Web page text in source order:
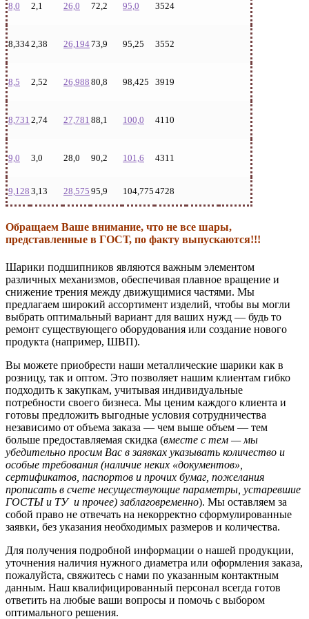
8,0 2,1 26,0 72,2 95,0 3524
8,3342,38 26,19473,9 95,25 3552
8,5 2,52 26,988 80,8 98,425 3919
8,731 2,74 27,781 88,1 100,0 4110
9,0 3,0 28,0 90,2 101,6 4311
9,128 3,13 28,575 95,9 104,775 4728
Обращаем Ваше внимание, что не все шары,
представленные в ГОСТ, по факту выпускаются!!!
Шарики подшипников являются важным элементом
различных механизмов, обеспечивая плавное вращение и
снижение трения между движущимися частями. Мы
предлагаем широкий ассортимент изделий, чтобы вы могли
выбрать оптимальный вариант для ваших нужд — будь то
ремонт существующего оборудования или создание нового
продукта (например, ШВП).
Вы можете приобрести наши металлические шарики как в
розницу, так и оптом. Это позволяет нашим клиентам гибко
подходить к закупкам, учитывая индивидуальные
потребности своего бизнеса. Мы ценим каждого клиента и
готовы предложить выгодные условия сотрудничества
независимо от объема заказа — чем выше объем — тем
больше предоставляемая скидка (вместе с тем — мы
убедительно просим Вас в заявках указывать количество и
особые требования (наличие неких «документов»,
сертификатов, паспортов и прочих бумаг, пожелания
прописать в счете несуществующие параметры, устаревшие
ГОСТЫ и ТУ и прочее) заблаговременно). Мы оставляем за
собой право не отвечать на некорректно сформулированные
заявки, без указания необходимых размеров и количества.
Для получения подробной информации о нашей продукции,
уточнения наличия нужного диаметра или оформления заказа,
пожалуйста, свяжитесь с нами по указанным контактным
данным. Наш квалифицированный персонал всегда готов
ответить на любые ваши вопросы и помочь с выбором
оптимального решения.